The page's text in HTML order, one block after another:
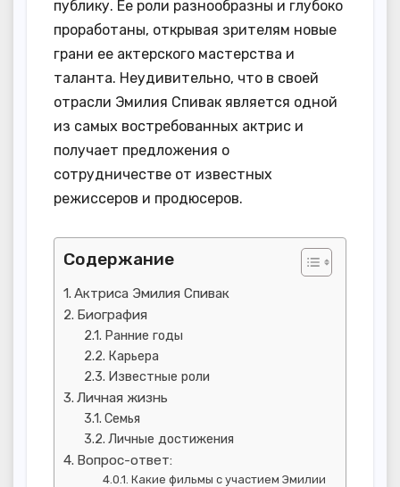
публику. Ее роли разнообразны и глубоко
проработаны, открывая зрителям новые
грани ее актерского мастерства и
таланта. Неудивительно, что в своей
отрасли Эмилия Спивак является одной
из самых востребованных актрис и
получает предложения о
сотрудничестве от известных
режиссеров и продюсеров.
Содержание
Актриса Эмилия Спивак
Биография
Ранние годы
Карьера
Известные роли
Личная жизнь
Семья
Личные достижения
Вопрос-ответ:
Какие фильмы с участием Эмилии